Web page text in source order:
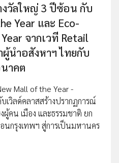
วัลใหญ่ 3 ปีซ้อน กับ
Year และ Eco-
จากเวที Retail
ผู้นำอสังหาฯ ไทยกับ
าคต
Mall of the Year -
เวิลด์คลาสสร้างปรากฏการณ์
ผู้คน เมือง และธรรมชาติ ยก
กรุงเทพฯ สู่การเป็นมหานคร